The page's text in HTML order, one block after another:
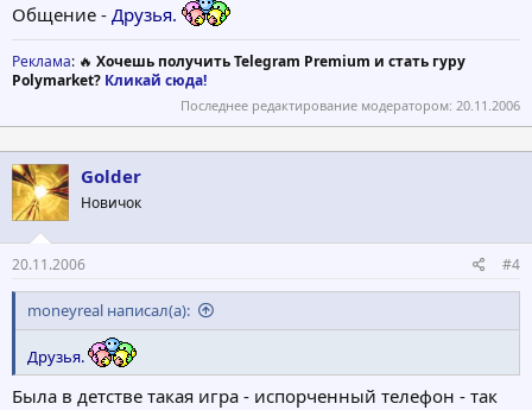
Общение - Друзья.
Реклама: 🔥 Хочешь получить Telegram Premium и стать гуру
Polymarket? Кликай сюда!
Последнее редактирование модератором: 20.11.2006
Golder
Новичок
20.11.2006 #4
moneyreal написал(а):
Друзья.
Была в детстве такая игра - испорченный телефон - так